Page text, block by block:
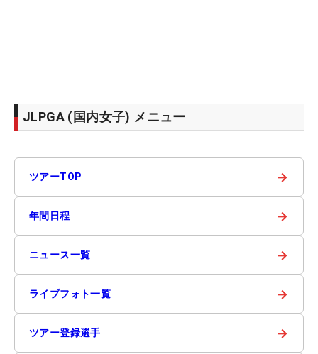
JLPGA (国内女子) メニュー
ツアーTOP →
年間日程 →
ニュース一覧 →
ライブフォト一覧 →
ツアー登録選手 →